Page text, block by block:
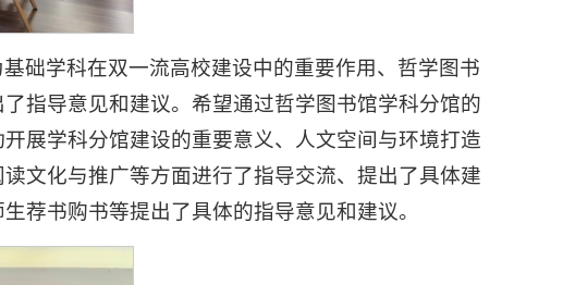
础学科在双一流高校建设中的重要作用、哲学图书
指导意见和建议。希望通过哲学图书馆学科分馆的
展学科分馆建设的重要意义、人文空间与环境打造
文化与推广等方面进行了指导交流、提出了具体建
荐书购书等提出了具体的指导意见和建议。